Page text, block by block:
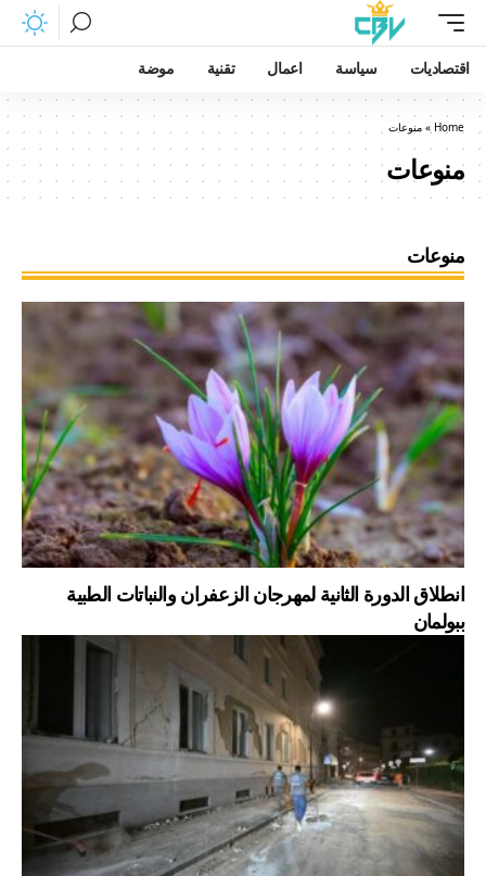
اقتصاديات سياسة اعمال تقنية موضة
Home
» منوعات
منوعات
منوعات
انطلاق الدورة الثانية لمهرجان الزعفران والنباتات الطبية
ببولمان